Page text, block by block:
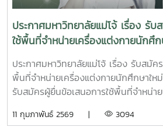
ประกาศมหาวิทยาลัยแม่โจ้ เรื่อง รั
ใช้พื้นที่จำหน่ายเครื่องแต่งกายนักศึก
ประกาศมหาวิทยาลัยแม่โจ้ เรื่อง รับสมัค
พื้นที่จำหน่ายเครื่องแต่งกายนักศึกษาให
รับสมัครผู้ยื่นข้อเสนอการใช้พื้นที่จำหน่า
มีนาคม 2569 จำหน่ายเครื่องแต่งกายนัก
11 กุมภาพันธ์ 2569 | 3094